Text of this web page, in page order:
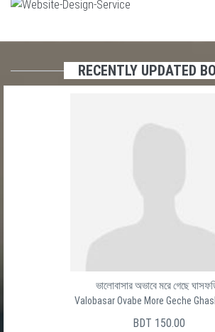
RECENTLY UPDATED
ভালোবাসার অভাবে মরে গেছে
Valobasar Ovabe More Geche
BDT 150.00